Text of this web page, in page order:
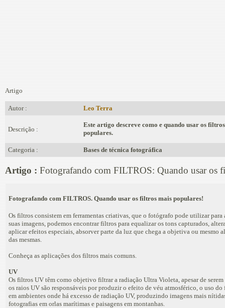
Artigo
Autor : Leo Terra
Descrição :
Este artigo descreve como e quando usar os
populares.
Categoria : Bases de técnica fotográfica
Artigo : Fotografando com FILTROS: Quando usar os
Fotografando com FILTROS. Quando usar os filtros mais populares!
Os filtros consistem em ferramentas criativas, que o fotógrafo pode utilizar
suas imagens, podemos encontrar filtros para equalizar os tons capturados,
aplicar efeitos especiais, absorver parte da luz que chega a objetiva ou mesmo
das mesmas.
Conheça as aplicações dos filtros mais comuns.
UV
Os filtros UV têm como objetivo filtrar a radiação Ultra Violeta, apesar de
os raios UV são responsáveis por produzir o efeito de véu atmosférico, o uso
em ambientes onde há excesso de radiação UV, produzindo imagens mais
fotografias em orlas marítimas e paisagens em montanhas.